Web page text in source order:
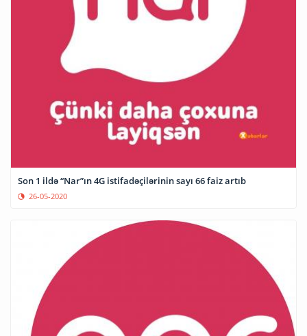
Son 1 ildə “Nar”ın 4G istifadəçilərinin sayı 66 faiz artıb
26-05-2020